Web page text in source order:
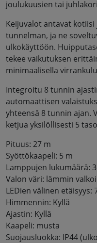
joulukuusien tai
Keijuvalot antavat
tunnelman, ja ne
ulkokäyttöön.
tekee vaikutuksen
minimaalisella
Integroitu 8 tunnin
automaattisen
yhteensä 8 tunnin ajan.
ketjua yksilöllisesti 5
Pituus: 27 m
Syöttökaapeli: 5 m
Lamppujen lukumäärä:
Valon väri: lämmin
LEDien välinen etäisyys:
Himmennin: Kyllä
Ajastin: Kyllä
Kaapeli: musta
Suojausluokka: IP44